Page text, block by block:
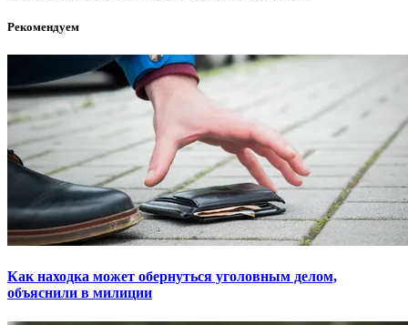
Рекомендуем
Как находка может обернуться уголовным делом,
объяснили в милиции